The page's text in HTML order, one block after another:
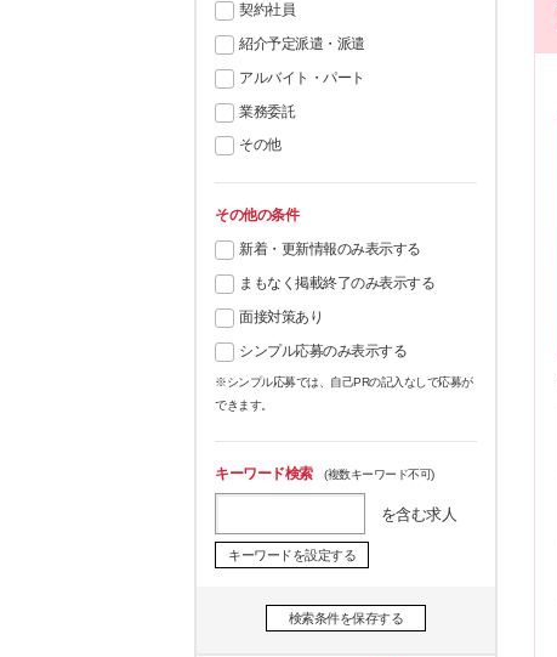
契約社員
紹介予定派遣・派遣
アルバイト・パート
業務委託
その他
その他の条件
新着・更新情報のみ表示する
まもなく掲載終了のみ表示する
面接対策あり
シンプル応募のみ表示する
※シンプル応募では、自己PRの記入なしで応募が
できます。
キーワード検索(複数キーワード不可)
を含む求人
キーワードを設定する
検索条件を保存する